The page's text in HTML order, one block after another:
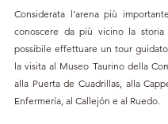
Considerata l'arena più
conoscere da più vicino la storia
possibile effettuare un tour
la visita al Museo Taurino della
alla Puerta de Cuadrillas, alla
Enfermería, al Callejón e al Ruedo.